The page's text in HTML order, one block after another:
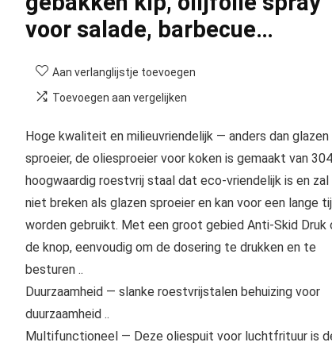
voor salade, barbecue…
Aan verlanglijstje toevoegen
Toevoegen aan vergelijken
Hoge kwaliteit en milieuvriendelijk — anders dan glazen
sproeier, de oliesproeier voor koken is gemaakt van 304
hoogwaardig roestvrij staal dat eco-vriendelijk is en zal
niet breken als glazen sproeier en kan voor een lange
worden gebruikt. Met een groot gebied Anti-Skid Druk
de knop, eenvoudig om de dosering te drukken en te
besturen ..
Duurzaamheid — slanke roestvrijstalen behuizing voor
duurzaamheid ..
Multifunctioneel — Deze oliespuit voor luchtfrituur is